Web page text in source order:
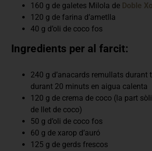
160 g de galetes Milola de Doble
120 g de farina d’ametlla
40 g d’oli de coco fos
Ingredients per al farcit:
240 g d’anacards remullats durant
durant 20 minuts en aigua calenta
120 g de crema de coco (la part
de llet de coco)
50 g d’oli de coco fos
60 g de xarop d’auró
125 g de gerds frescos